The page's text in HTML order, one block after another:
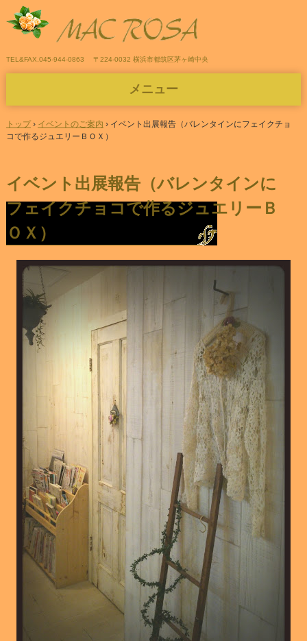
TEL&FAX.045-944-0863 〒224-0032 横浜市都筑区茅ヶ崎中央
メニュー
ン
テ
ス
ッ
トップ › イベントのご案内 › イベント出展報告（バレンタインにフェイクチョ
コで作るジュエリーＢＯＸ）
イベント出展報告（バレンタインに
フェイクチョコで作るジュエリーＢ
ＯＸ）